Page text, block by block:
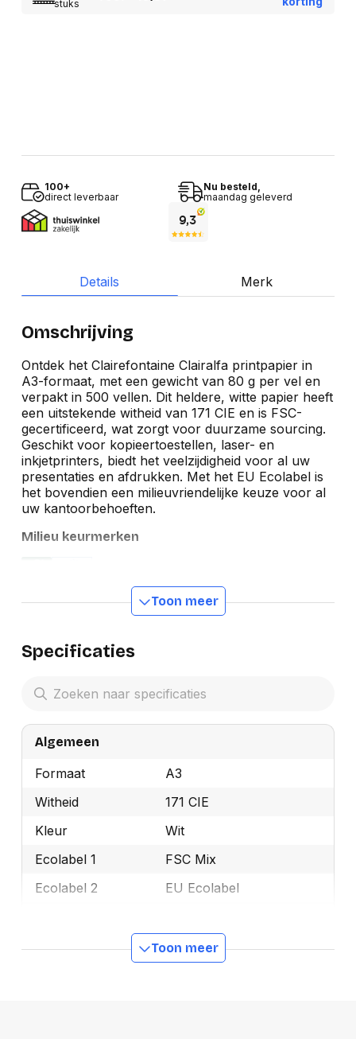
stuks
100+
direct leverbaar
Nu besteld,
maandag geleverd
Details Merk
Omschrijving
Ontdek het Clairefontaine Clairalfa printpapier in
A3-formaat, met een gewicht van 80 g per vel en
verpakt in 500 vellen. Dit heldere, witte papier heeft
een uitstekende witheid van 171 CIE en is FSC-
gecertificeerd, wat zorgt voor duurzame sourcing.
Geschikt voor kopieertoestellen, laser- en
inkjetprinters, biedt het veelzijdigheid voor al uw
presentaties en afdrukken. Met het EU Ecolabel is
het bovendien een milieuvriendelijke keuze voor al
uw kantoorbehoeften.
Milieu keurmerken
Toon meer
Specificaties
Algemeen
Formaat
A3
Witheid
171 CIE
Kleur
Wit
Ecolabel 1
FSC Mix
Ecolabel 2
EU Ecolabel
OEMCode
2252C
Toon meer